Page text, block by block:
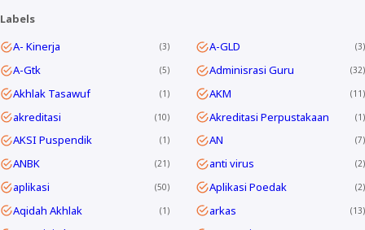
Labels
A- Kinerja
3 A-GLD 3
A-Gtk 5 Adminisrasi Guru 32
Akhlak Tasawuf 1 AKM 11
akreditasi 10 Akreditasi Perpustakaan 1
AKSI Puspendik 1 AN 7
ANBK 21 anti virus 2
aplikasi 50 Aplikasi Poedak 2
Aqidah Akhlak 1 arkas 13